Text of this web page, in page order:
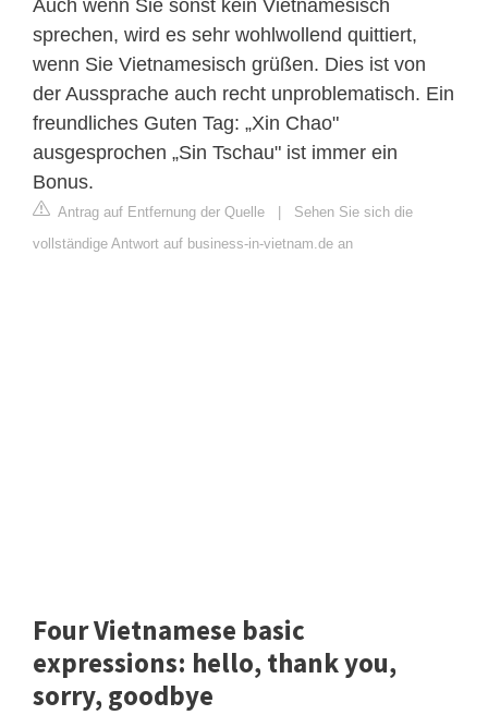
Auch wenn Sie sonst kein Vietnamesisch
sprechen, wird es sehr wohlwollend quittiert,
wenn Sie Vietnamesisch grüßen. Dies ist von
der Aussprache auch recht unproblematisch. Ein
freundliches Guten Tag: „Xin Chao"
ausgesprochen „Sin Tschau" ist immer ein
Bonus.
Antrag auf Entfernung der Quelle
Sehen Sie sich die
vollständige Antwort auf business-in-vietnam.de an
Four Vietnamese basic
expressions: hello, thank you,
sorry, goodbye